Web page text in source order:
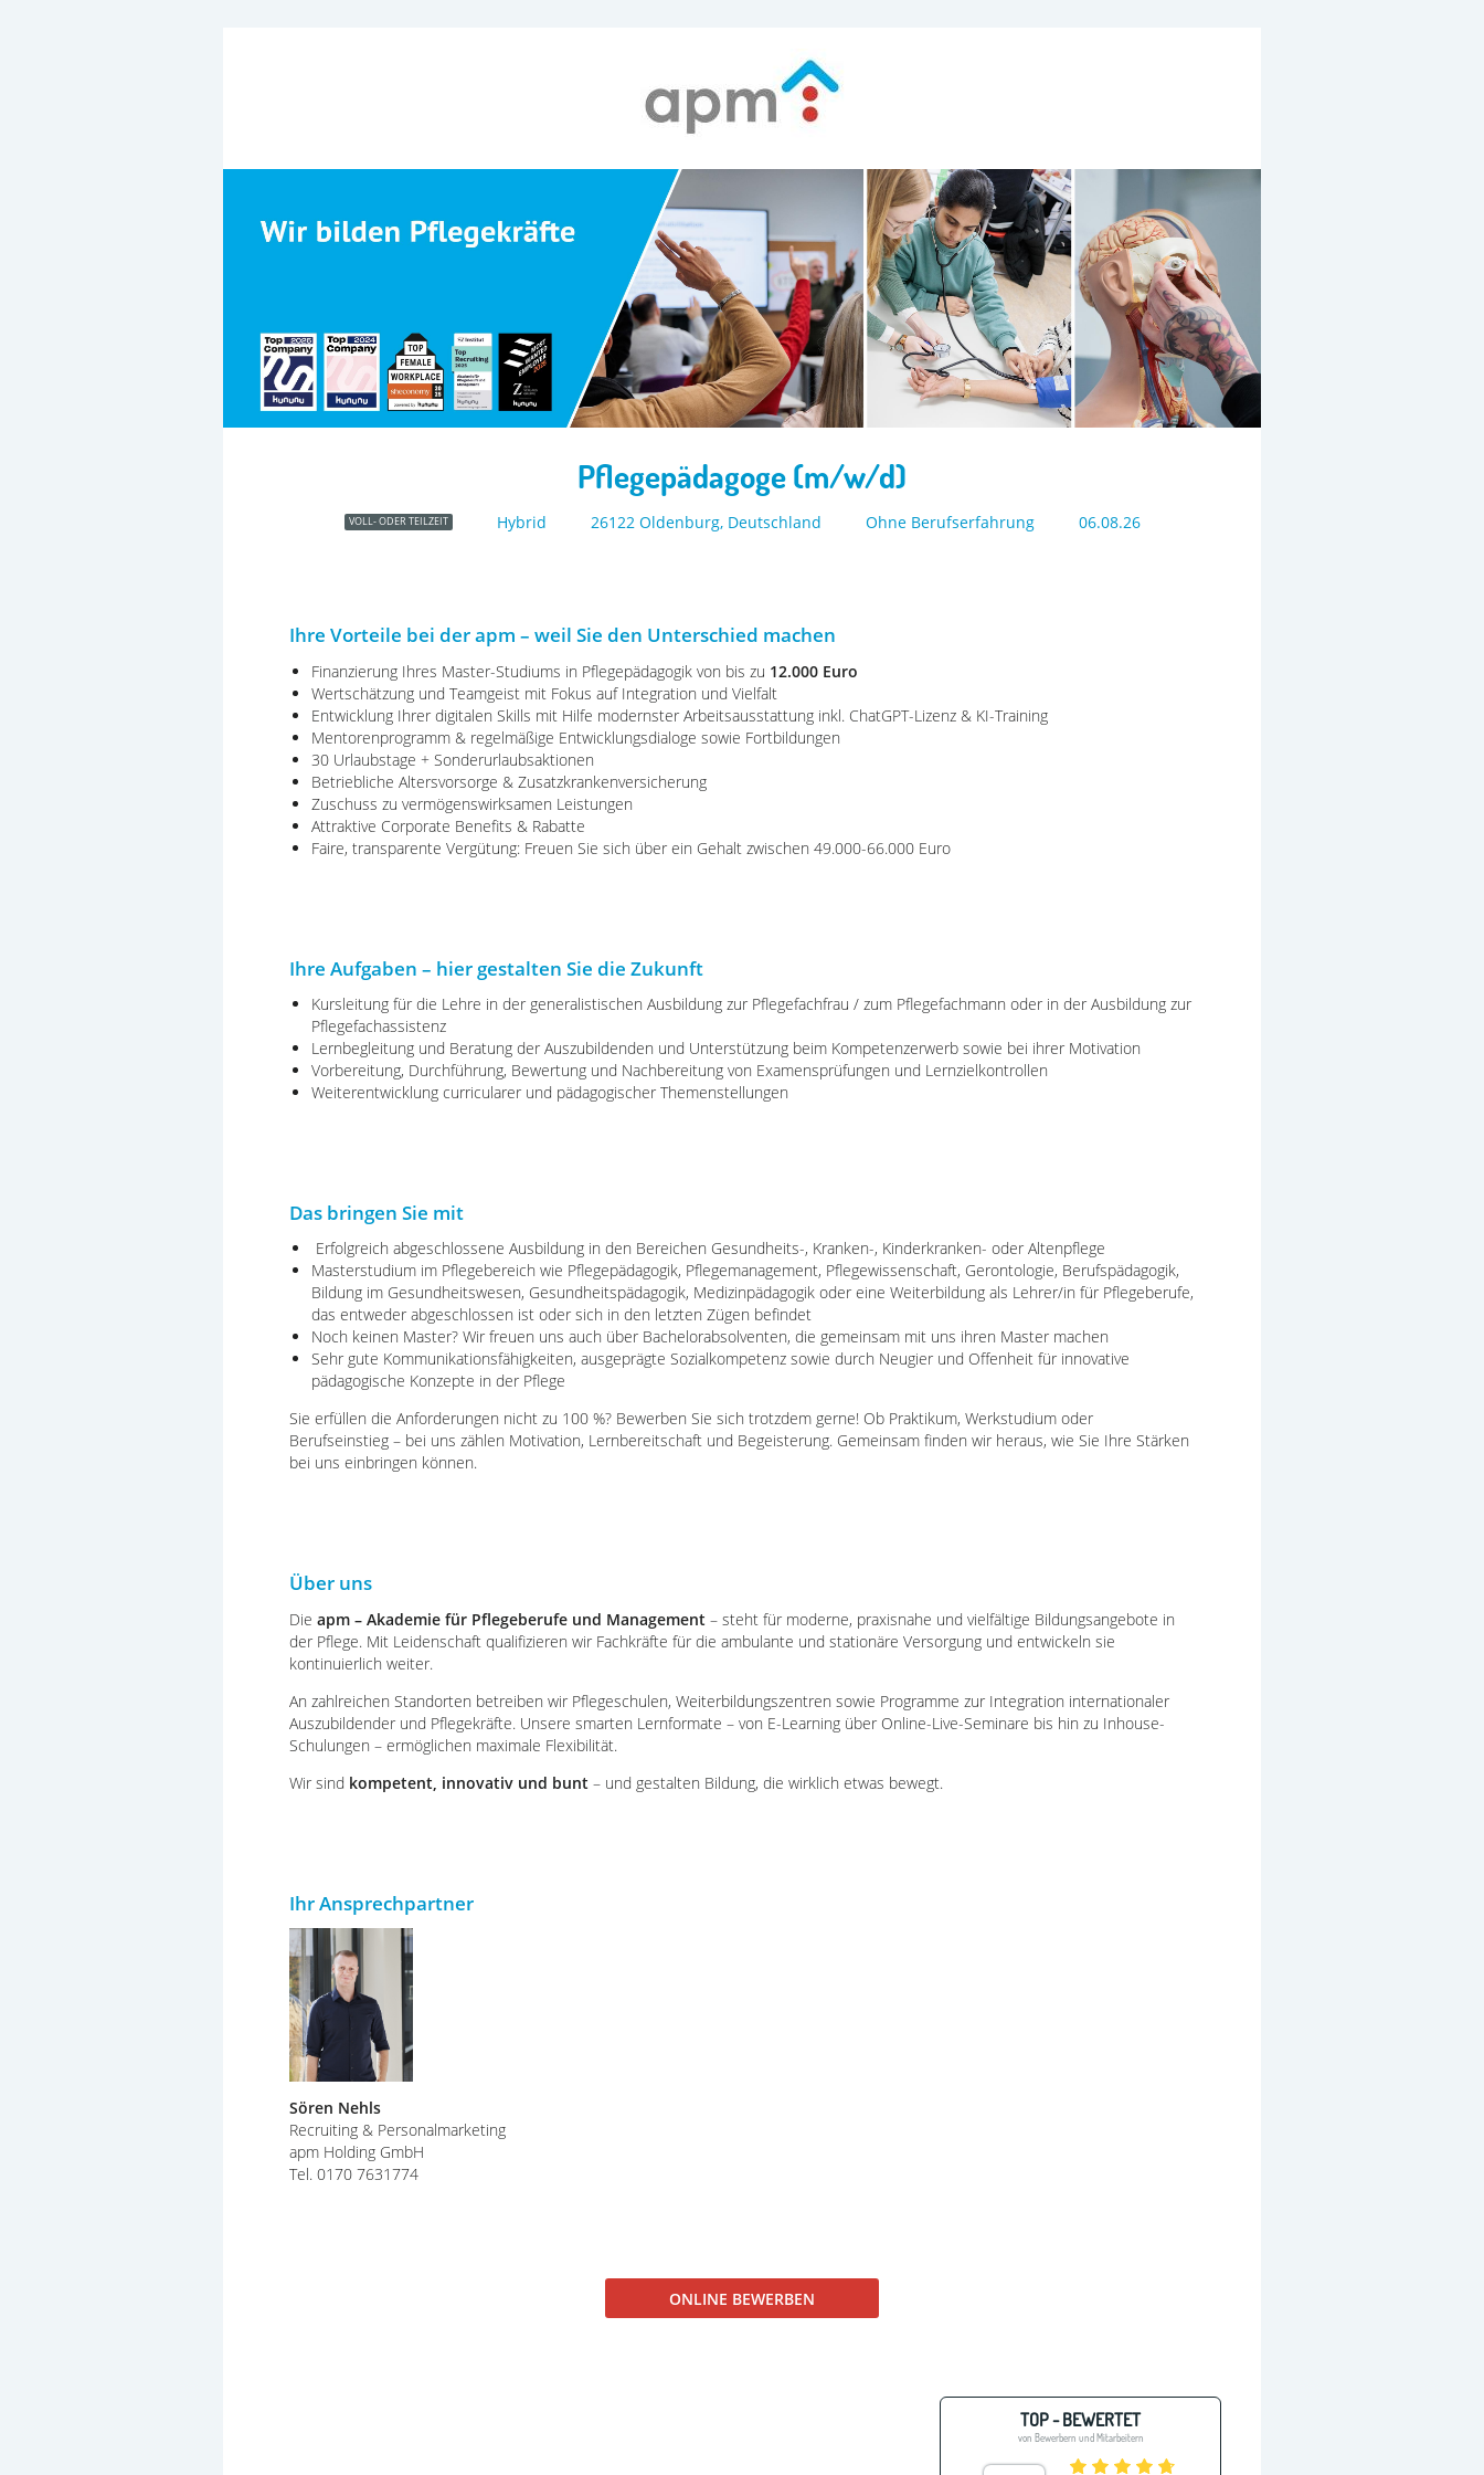
Pflegepädagoge (m/w/d)
VOLL- ODER TEILZEIT Hybrid 26122 Oldenburg, Deutschland Ohne Berufserfahrung 06.08.26
Ihre Vorteile bei der apm – weil Sie den Unterschied machen
Finanzierung Ihres Master-Studiums in Pflegepädagogik von bis zu 12.000 Euro
Wertschätzung und Teamgeist mit Fokus auf Integration und Vielfalt
Entwicklung Ihrer digitalen Skills mit Hilfe modernster Arbeitsausstattung inkl. ChatGPT-Lizenz & KI-Training
Mentorenprogramm & regelmäßige Entwicklungsdialoge sowie Fortbildungen
30 Urlaubstage + Sonderurlaubsaktionen
Betriebliche Altersvorsorge & Zusatzkrankenversicherung
Zuschuss zu vermögenswirksamen Leistungen
Attraktive Corporate Benefits & Rabatte
Faire, transparente Vergütung: Freuen Sie sich über ein Gehalt zwischen 49.000-66.000 Euro
Ihre Aufgaben – hier gestalten Sie die Zukunft
Kursleitung für die Lehre in der generalistischen Ausbildung zur Pflegefachfrau / zum Pflegefachmann oder in der Ausbildung zur
Pflegefachassistenz
Lernbegleitung und Beratung der Auszubildenden und Unterstützung beim Kompetenzerwerb sowie bei ihrer Motivation
Vorbereitung, Durchführung, Bewertung und Nachbereitung von Examensprüfungen und Lernzielkontrollen
Weiterentwicklung curricularer und pädagogischer Themenstellungen
Das bringen Sie mit
Erfolgreich abgeschlossene Ausbildung in den Bereichen Gesundheits-, Kranken-, Kinderkranken- oder Altenpflege
Masterstudium im Pflegebereich wie Pflegepädagogik, Pflegemanagement, Pflegewissenschaft, Gerontologie, Berufspädagogik,
Bildung im Gesundheitswesen, Gesundheitspädagogik, Medizinpädagogik oder eine Weiterbildung als Lehrer/in für Pflegeberufe,
das entweder abgeschlossen ist oder sich in den letzten Zügen befindet
Noch keinen Master? Wir freuen uns auch über Bachelorabsolventen, die gemeinsam mit uns ihren Master machen
Sehr gute Kommunikationsfähigkeiten, ausgeprägte Sozialkompetenz sowie durch Neugier und Offenheit für innovative
pädagogische Konzepte in der Pflege
Sie erfüllen die Anforderungen nicht zu 100 %? Bewerben Sie sich trotzdem gerne! Ob Praktikum, Werkstudium oder
Berufseinstieg – bei uns zählen Motivation, Lernbereitschaft und Begeisterung. Gemeinsam finden wir heraus, wie Sie Ihre Stärken
bei uns einbringen können.
Über uns
Die apm – Akademie für Pflegeberufe und Management – steht für moderne, praxisnahe und vielfältige Bildungsangebote in
der Pflege. Mit Leidenschaft qualifizieren wir Fachkräfte für die ambulante und stationäre Versorgung und entwickeln sie
kontinuierlich weiter.
An zahlreichen Standorten betreiben wir Pflegeschulen, Weiterbildungszentren sowie Programme zur Integration internationaler
Auszubildender und Pflegekräfte. Unsere smarten Lernformate – von E-Learning über Online-Live-Seminare bis hin zu Inhouse-
Schulungen – ermöglichen maximale Flexibilität.
Wir sind kompetent, innovativ und bunt – und gestalten Bildung, die wirklich etwas bewegt.
Ihr Ansprechpartner
Sören Nehls
Recruiting & Personalmarketing
apm Holding GmbH
Tel. 0170 7631774
ONLINE BEWERBEN